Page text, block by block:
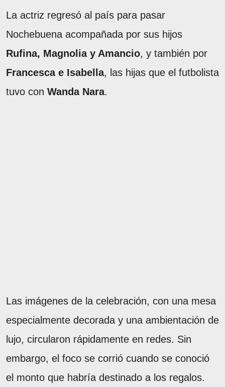
La actriz regresó al país para pasar
Nochebuena acompañada por sus hijos
Rufina, Magnolia y Amancio, y también por
Francesca e Isabella, las hijas que el futbolista
tuvo con Wanda Nara.
Las imágenes de la celebración, con una mesa
especialmente decorada y una ambientación de
lujo, circularon rápidamente en redes. Sin
embargo, el foco se corrió cuando se conoció
el monto que habría destinado a los regalos.